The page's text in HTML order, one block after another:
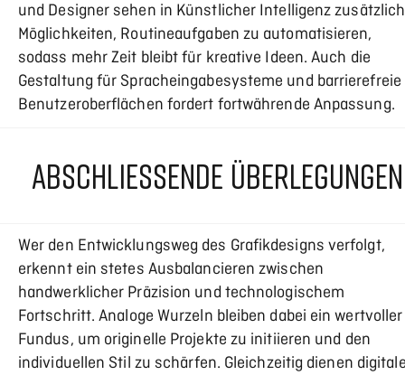
und Designer sehen in Künstlicher Intelligenz
Möglichkeiten, Routineaufgaben zu automatisieren,
sodass mehr Zeit bleibt für kreative Ideen. Auch die
Gestaltung für Spracheingabesysteme und barrierefreie
Benutzeroberflächen fordert fortwährende Anpassung.
ABSCHLIESSENDE ÜBERLEGUNGEN
Wer den Entwicklungsweg des Grafikdesigns verfolgt,
erkennt ein stetes Ausbalancieren zwischen
handwerklicher Präzision und technologischem
Fortschritt. Analoge Wurzeln bleiben dabei ein wertvoller
Fundus, um originelle Projekte zu initiieren und den
individuellen Stil zu schärfen. Gleichzeitig dienen